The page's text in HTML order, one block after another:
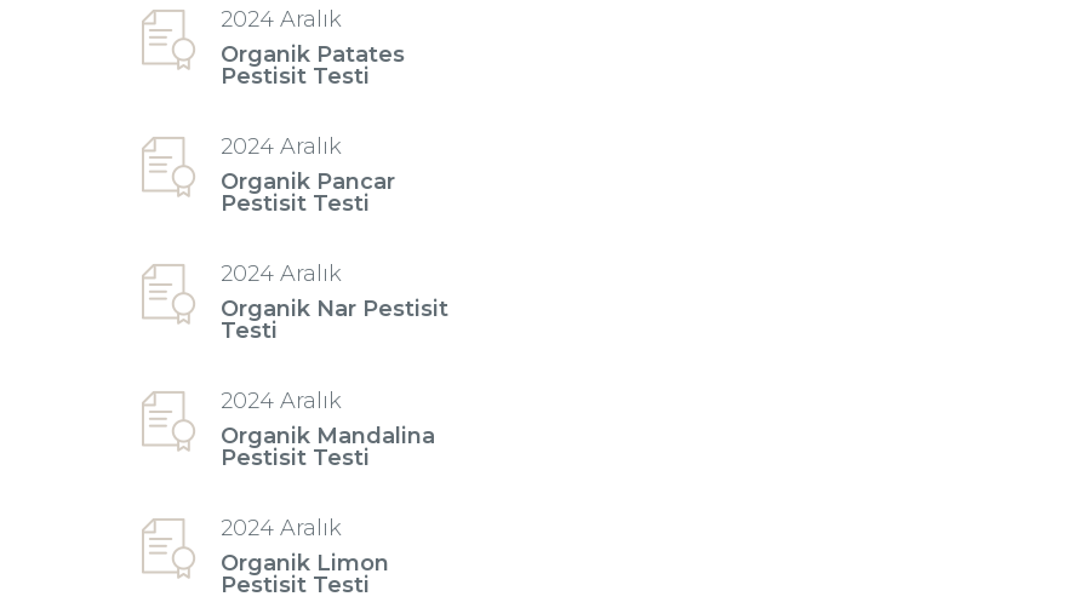
2024 Aralık
Organik Patates
Pestisit Testi
2024 Aralık
Organik Pancar
Pestisit Testi
2024 Aralık
Organik Nar Pestisit
Testi
2024 Aralık
Organik Mandalina
Pestisit Testi
2024 Aralık
Organik Limon
Pestisit Testi